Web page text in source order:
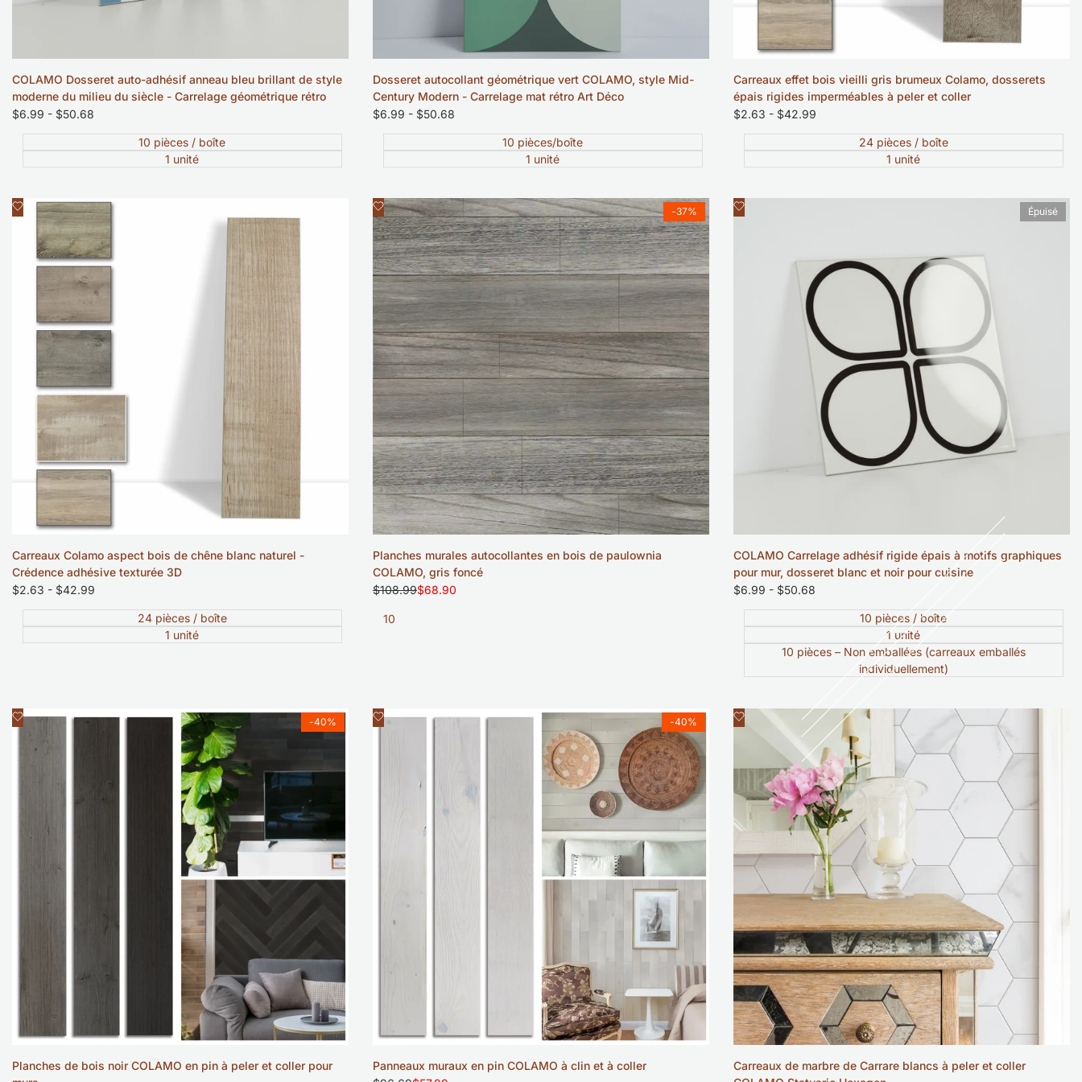
COLAMO Dosseret auto-adhésif anneau bleu brillant de style
moderne du milieu du siècle - Carrelage géométrique rétro
Prix
$6.99 - $50.68
10 pièces / boîte
1 unité
Dosseret autocollant géométrique vert COLAMO, style Mid-
Century Modern - Carrelage mat rétro Art Déco
Prix
$6.99 - $50.68
10 pièces/boîte
1 unité
Carreaux effet bois vieilli gris brumeux Colamo, dosserets
épais rigides imperméables à peler et coller
Prix
$2.63 - $42.99
24 pièces / boîte
1 unité
Ajouter
liste
souhaits
Aperçu rapide
Carreaux Colamo aspect bois de chêne blanc naturel -
Crédence adhésive texturée 3D
Prix
$2.63 - $42.99
24 pièces / boîte
1 unité
-37%
Ajouter
à
la
liste
de
souhaits
Aperçu rapide
10
Planches murales autocollantes en bois de paulownia
COLAMO, gris foncé
Prix
$108.99Prix
$68.90
10
Épuisé
Ajouter
COLAMO Carrelage adhésif rigide épais à motifs graphiques
pour mur, dosseret blanc et noir pour cuisine
Prix
$6.99 - $50.68
10 pièces / boîte
1 unité
10 pièces – Non emballées (carreaux emballés
individuellement)
-40%
Ajouter
Aperçu rapide
Planches de bois noir COLAMO en pin à peler et coller pour
-40%
Ajouter
Aperçu rapide
Panneaux muraux en pin COLAMO à clin et à coller
Ajouter
liste
de
souhaits
Aperçu rapide
Carreaux de marbre de Carrare blancs à peler et coller